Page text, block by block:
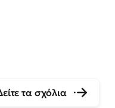
τα σχόλια